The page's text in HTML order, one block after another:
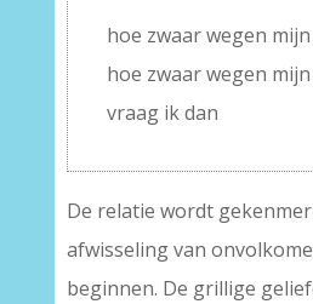
hoe zwaar wegen
hoe zwaar wegen
vraag ik dan
De relatie wordt
afwisseling van
beginnen. De grillige